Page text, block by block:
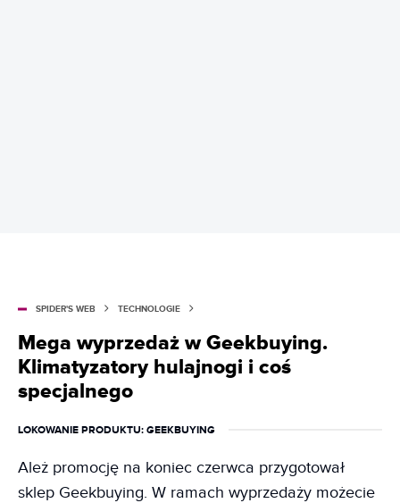
SPIDER'S WEB TECHNOLOGIE
Mega wyprzedaż w Geekbuying.
Klimatyzatory hulajnogi i coś
specjalnego
LOKOWANIE PRODUKTU: GEEKBUYING
Ależ promocję na koniec czerwca przygotował
sklep Geekbuying. W ramach wyprzedaży możecie